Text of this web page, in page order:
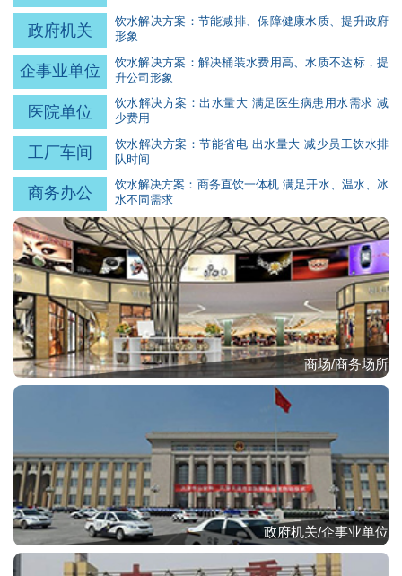
政府机关
饮水解决方案：节能减排、保障健康水质、提升政府
形象
企事业单位
饮水解决方案：解决桶装水费用高、水质不达标，提
升公司形象
医院单位
饮水解决方案：出水量大 满足医生病患用水需求 减
少费用
工厂车间
饮水解决方案：节能省电 出水量大 减少员工饮水排
队时间
商务办公
饮水解决方案：商务直饮一体机 满足开水、温水、冰
水不同需求
商场/商务场所
政府机关/企事业单位